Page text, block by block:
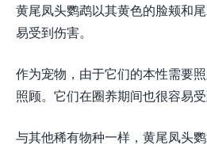
黄尾凤头鹦鹉以其黄色的脸颊和
易受到伤害。
作为宠物，由于它们的本性需要
照顾。它们在圈养期间也很容易受
与其他稀有物种一样，黄尾凤头